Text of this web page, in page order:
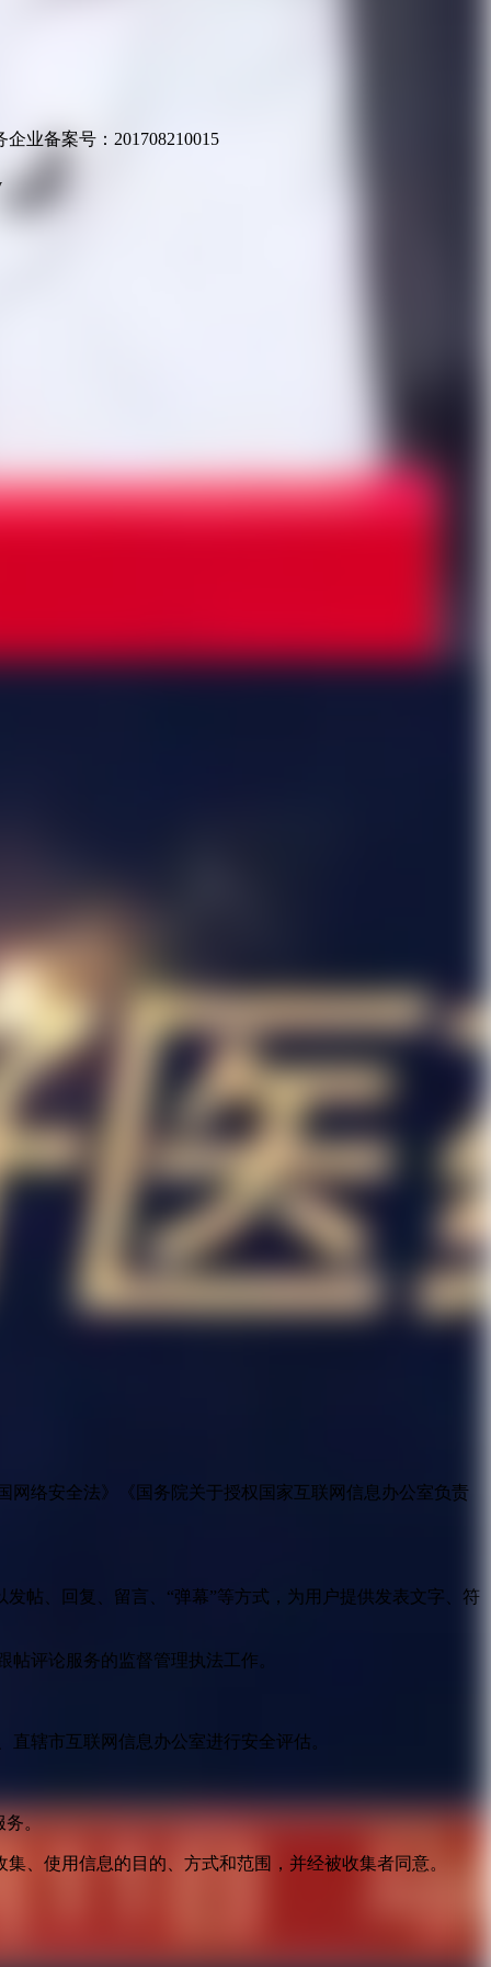
业备案号：201708210015
络安全法》《国务院关于授权国家互联网信息办公室负责
帖、回复、留言、“弹幕”等方式，为用户提供发表文字、符
评论服务的监督管理执法工作。
辖市互联网信息办公室进行安全评估。
务。
、使用信息的目的、方式和范围，并经被收集者同意。